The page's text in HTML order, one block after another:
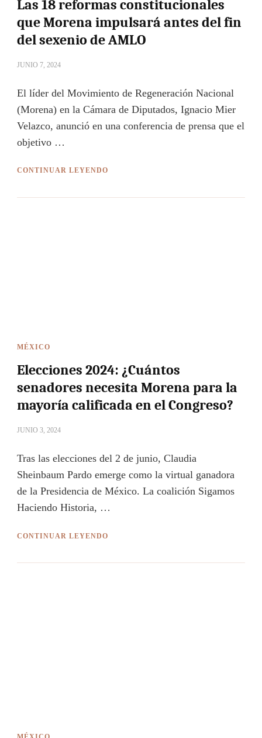
Las 18 reformas constitucionales
que Morena impulsará antes del fin
del sexenio de AMLO
JUNIO 7, 2024
El líder del Movimiento de Regeneración Nacional
(Morena) en la Cámara de Diputados, Ignacio Mier
Velazco, anunció en una conferencia de prensa que el
objetivo …
CONTINUAR LEYENDO
MÉXICO
Elecciones 2024: ¿Cuántos
senadores necesita Morena para la
mayoría calificada en el Congreso?
JUNIO 3, 2024
Tras las elecciones del 2 de junio, Claudia
Sheinbaum Pardo emerge como la virtual ganadora
de la Presidencia de México. La coalición Sigamos
Haciendo Historia, …
CONTINUAR LEYENDO